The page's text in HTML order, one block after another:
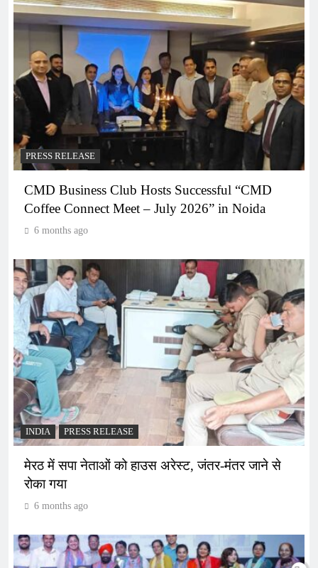
PRESS RELEASE
CMD Business Club Hosts Successful “CMD
Coffee Connect Meet – July 2026” in Noida
6 months ago
INDIA PRESS RELEASE
मेरठ में सपा नेताओं को हाउस अरेस्ट, जंतर-मंतर जाने से
रोका गया
6 months ago